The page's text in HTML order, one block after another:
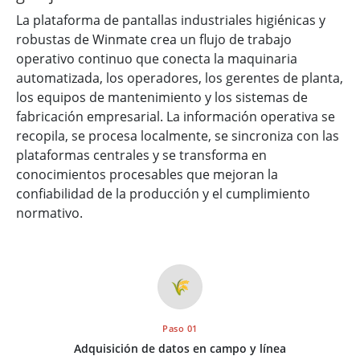
La plataforma de pantallas industriales higiénicas y
robustas de Winmate crea un flujo de trabajo
operativo continuo que conecta la maquinaria
automatizada, los operadores, los gerentes de planta,
los equipos de mantenimiento y los sistemas de
fabricación empresarial. La información operativa se
recopila, se procesa localmente, se sincroniza con las
plataformas centrales y se transforma en
conocimientos procesables que mejoran la
confiabilidad de la producción y el cumplimiento
normativo.
🌾
Paso 01
Adquisición de datos en campo y línea